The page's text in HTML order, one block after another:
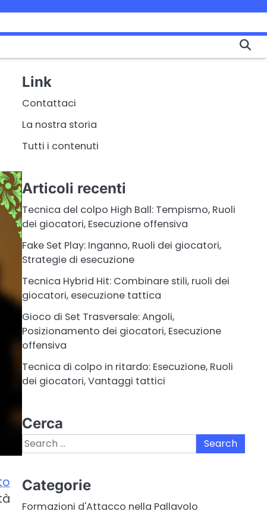
Link
Contattaci
La nostra storia
Tutti i contenuti
Articoli recenti
Tecnica del colpo High Ball: Tempismo, Ruoli
dei giocatori, Esecuzione offensiva
Fake Set Play: Inganno, Ruoli dei giocatori,
Strategie di esecuzione
Tecnica Hybrid Hit: Combinare stili, ruoli dei
giocatori, esecuzione tattica
Gioco di Set Trasversale: Angoli,
Posizionamento dei giocatori, Esecuzione
offensiva
Tecnica di colpo in ritardo: Esecuzione, Ruoli
dei giocatori, Vantaggi tattici
Cerca
Search
for:
Categorie
Formazioni d'Attacco nella Pallavolo